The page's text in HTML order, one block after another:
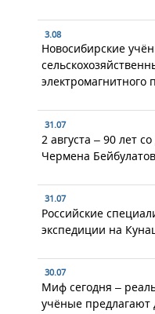
3.08
Новосибирские
31.07
2 августа – 90 лет
Чермена
31.07
Российские
экспедиции на
30.07
Миф сегодня –
учёные предлагают